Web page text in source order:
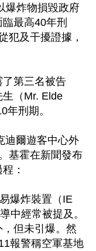
爆炸物損毀政府
最高40年刑
犯及干擾證據，
了第三名被告
（Mr. Elde
年刑期。
迪爾遊客中心外
基霍在新聞發布
：
爆炸裝置（IE
中經常被提及。
但未引爆。然
報警稱空軍基地